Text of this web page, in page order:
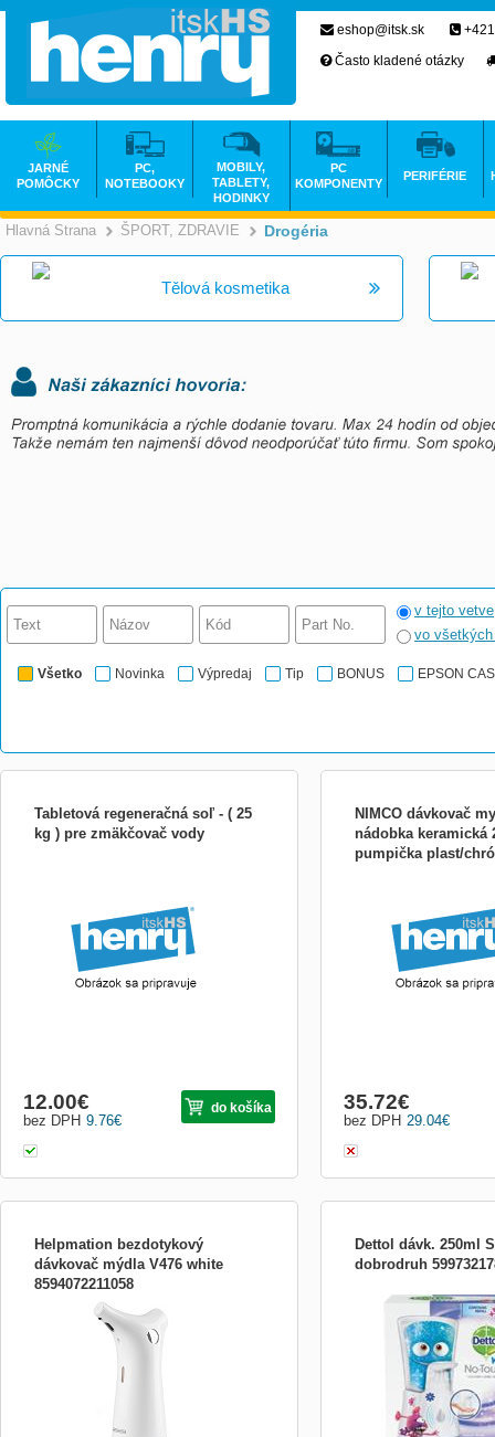
Hlavná Strana >
ŠPORT, ZDRAVIE >
Drogéria
Tělová kosmetika
v tejto vetve
vo
Všetko Novinka Výpredaj Tip BONUS EPSON
Tabletová regeneračná soľ - ( 25
kg ) pre zmäkčovač vody
9.76€
bez DPH
12.00€ do košíka
NIMCO dávkovač
nádobka keramická
pumpička plast/
29.04€
bez DPH
35.72€
Helpmation bezdotykový
dávkovač mýdla V476 white
8594072211058
Bezdotykový dávkovač mýdla Helpmation
V-476 s moderním designem a čistými
liniemi bude chloubou Vaší koupelny nebo
kuchyně. Bezdotykové ovládání zaručuje
žádného tlačítka, které je plné bakterií.
Jednoduše vložít
Dettol dávk. 250ml
dobrodruh
Dettol dávk. 250ml STR
eshop@itsk.sk
Často kladené otázky
JARNÉ
POMÔCKY
PC,
NOTEBOOKY
MOBILY,
TABLETY,
HODINKY
PC
KOMPONENTY
PERIFÉRIE